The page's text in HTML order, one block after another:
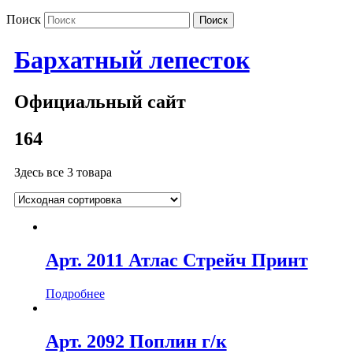
Поиск
Бархатный лепесток
Официальный сайт
164
Здесь все 3 товара
Арт. 2011 Атлас Стрейч Принт
Подробнее
Арт. 2092 Поплин г/к